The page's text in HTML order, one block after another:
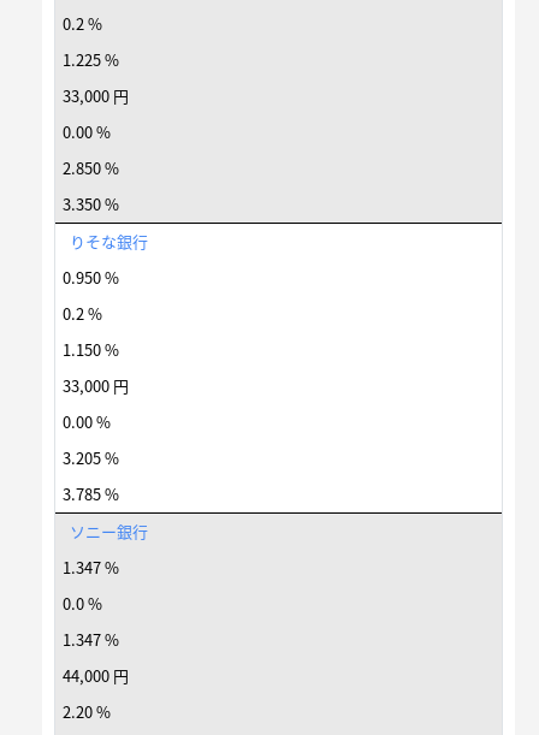
0.2 %
1.225 %
33,000 円
0.00 %
2.850 %
3.350 %
りそな銀行
0.950 %
0.2 %
1.150 %
33,000 円
0.00 %
3.205 %
3.785 %
ソニー銀行
1.347 %
0.0 %
1.347 %
44,000 円
2.20 %